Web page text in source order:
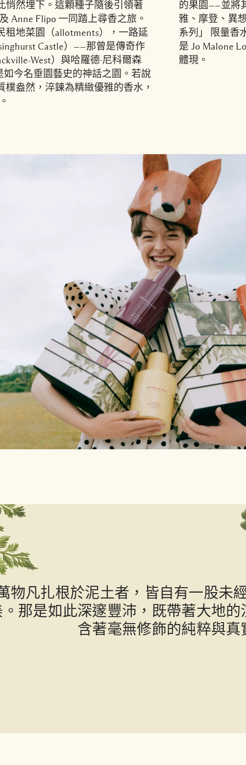
悄然埋下。這顆種子隨後引領著
Anne Flipo 一同踏上尋香之旅。
租地菜園（allotments），一路延
Castle）——那曾是傳奇作
West）與哈羅德·尼科爾森
如今名垂園藝史的神話之園。若說
盎然，淬鍊為精緻優雅的香水，
的果園——並將
雅、摩登、異
系列」 限量香
是 Jo Malone
體現。
物凡扎根於泥土者，皆自有一股未
。那是如此深邃豐沛，既帶著大地的
含著毫無修飾的純粹與真